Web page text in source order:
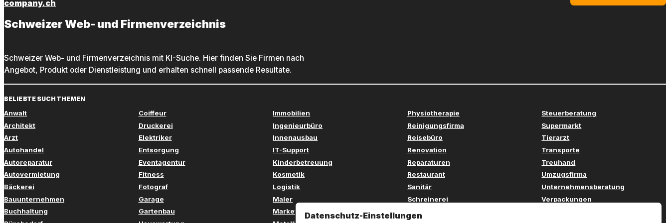
company.ch
Schweizer Web- und Firmenverzeichnis
Schweizer Web- und Firmenverzeichnis mit KI-Suche. Hier finden Sie Firmen nach
Angebot, Produkt oder Dienstleistung und erhalten schnell passende Resultate.
BELIEBTE SUCHTHEMEN
Anwalt
Architekt
Arzt
Autohandel
Autoreparatur
Autovermietung
Bäckerei
Bauunternehmen
Buchhaltung
Coiffeur
Druckerei
Elektriker
Entsorgung
Eventagentur
Fitness
Fotograf
Garage
Gartenbau
Immobilien
Ingenieurbüro
Innenausbau
IT-Support
Kinderbetreuung
Kosmetik
Logistik
Maler
Marketing
Physiotherapie
Reinigungsfirma
Reisebüro
Renovation
Reparaturen
Restaurant
Sanitär
Schreinerei
Steuerberatung
Supermarkt
Tierarzt
Transporte
Treuhand
Umzugsfirma
Unternehmensberatung
Verpackungen
Datenschutz-Einstellungen